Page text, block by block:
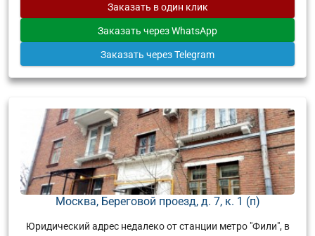
Заказать в один клик
Заказать через WhatsApp
Заказать через Telegram
Москва, Береговой проезд, д. 7, к. 1 (п)
Юридический адрес недалеко от станции метро "Фили", в